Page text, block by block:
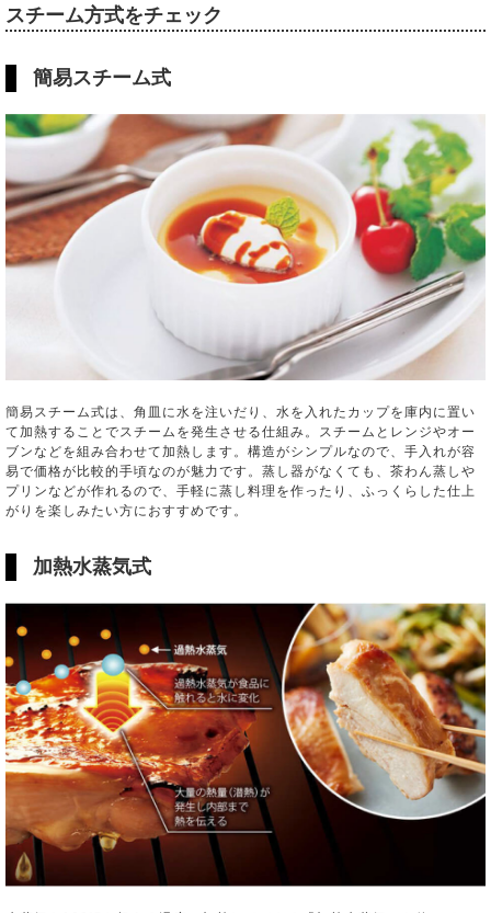
スチーム方式をチェック
簡易スチーム式
簡易スチーム式は、角皿に水を注いだり、水を入れたカップを庫内に置い
て加熱することでスチームを発生させる仕組み。スチームとレンジやオー
ブンなどを組み合わせて加熱します。構造がシンプルなので、手入れが容
易で価格が比較的手頃なのが魅力です。蒸し器がなくても、茶わん蒸しや
プリンなどが作れるので、手軽に蒸し料理を作ったり、ふっくらした仕上
がりを楽しみたい方におすすめです。
加熱水蒸気式